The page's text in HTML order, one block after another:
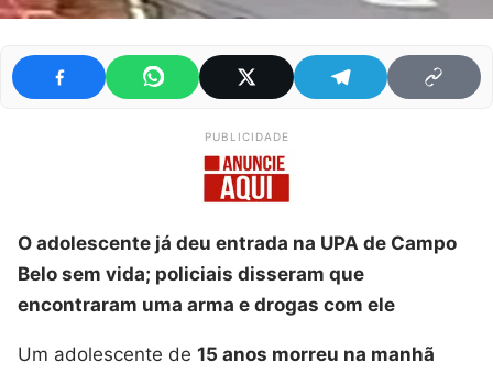
PUBLICIDADE
O adolescente já deu entrada na UPA de Campo
Belo sem vida; policiais disseram que
encontraram uma arma e drogas com ele
Um adolescente de 15 anos morreu na manhã